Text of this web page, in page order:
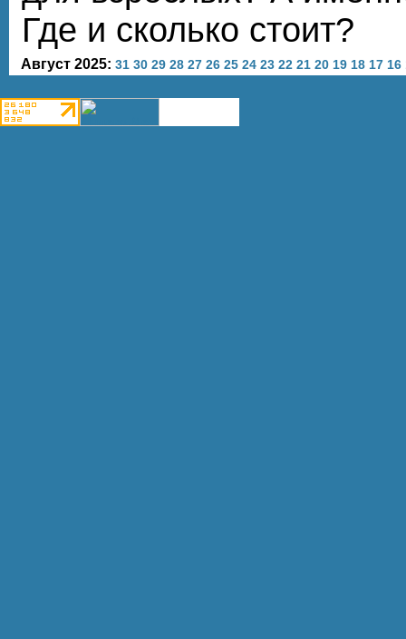
Где и сколько стоит?
Август 2025: 31 30 29 28 27 26 25 24 23 22 21 20 19 18 17 16